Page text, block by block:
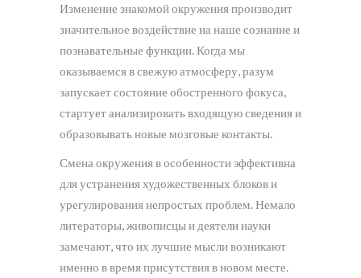
Изменение знакомой окружения производит
значительное воздействие на наше сознание и
познавательные функции. Когда мы
оказываемся в свежую атмосферу, разум
запускает состояние обостренного фокуса,
стартует анализировать входящую сведения и
образовывать новые мозговые контакты.
Смена окружения в особенности эффективна
для устранения художественных блоков и
урегулирования непростых проблем. Немало
литераторы, живописцы и деятели науки
замечают, что их лучшие мысли возникают
именно в время присутствия в новом месте.